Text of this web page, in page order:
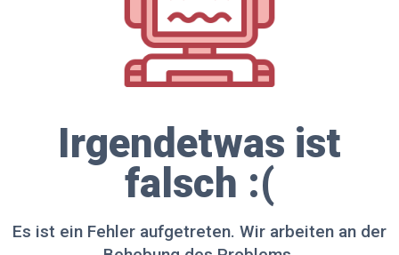
Irgendetwas ist
falsch :(
Es ist ein Fehler aufgetreten. Wir arbeiten an der